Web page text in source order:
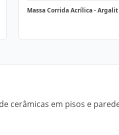
Massa Corrida Acrílica - Argalit
cerâmicas em pisos e